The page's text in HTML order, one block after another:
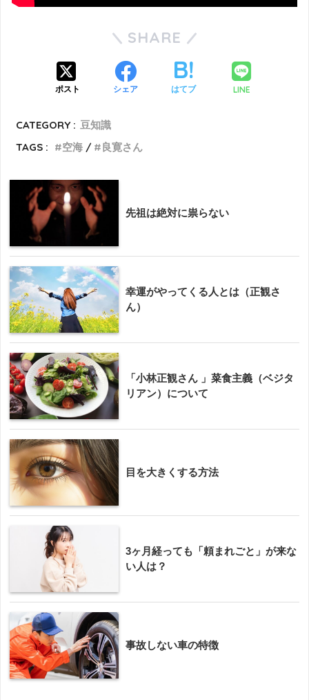
SHARE
ポスト シェア はてブ LINE
CATEGORY : 豆知識
TAGS :
空海 良寛さん
先祖は絶対に祟らない
幸運がやってくる人とは（正観さ
ん）
「小林正観さん 」菜食主義（ベジタ
リアン）について
目を大きくする方法
3ヶ月経っても「頼まれごと」が来な
い人は？
事故しない車の特徴